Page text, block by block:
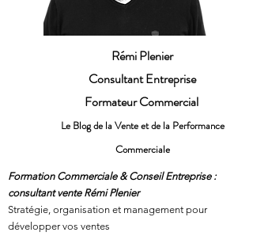
Rémi Plenier
Consultant Entreprise
Formateur Commercial
Le Blog de la Vente et de la Performance
Commerciale
Formation Commerciale & Conseil Entreprise :
consultant vente Rémi Plenier
Stratégie, organisation et management pour
développer vos ventes